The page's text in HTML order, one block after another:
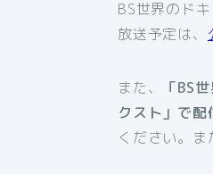
BS世界のド
放送予定は、
また、
「BS
クスト」で配
ください。